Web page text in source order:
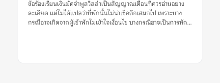
เรียนเรื่องเสียงจึงสำคัญก่อนจองพูลวิลล่า? พูลวิลล่ามักมีพื้นที่ส่วน
กลาง สระว่ายน้ำ ลานปิ้งย่าง หรือคาราโอเกะ ซึ่งเป็นกิจกรรมที่เกิด
เสียงได้ง่าย หากผู้เข้าพักต้องการจัดปาร์ตี้ […]
ข้อร้องเรียนเงินมัดจำพูลวิลล่าเป็นสัญญาณเตือนที่ควรอ่านอย่าง
ละเอียด แต่ไม่ได้แปลว่าที่พักนั้นไม่น่าเชื่อถือเสมอไป เพราะบาง
กรณีอาจเกิดจากผู้เข้าพักไม่เข้าใจเงื่อนไข บางกรณีอาจเป็นการหัก